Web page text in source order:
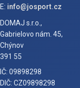
E: info@josport.cz
DOMAJ s.r.o.,
Gabrielovo nám. 45,
Chýnov
391 55
IČ: 09898298
DIČ: CZ09898298